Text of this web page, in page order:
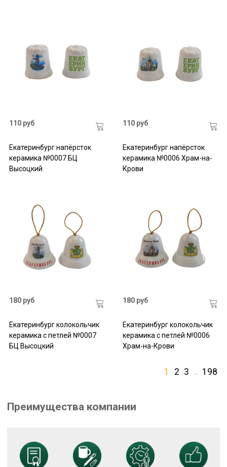
110 руб
Екатеринбург напёрсток
керамика №0007 БЦ
Высоцкий
110 руб
Екатеринбург напёрсток
керамика №0006 Храм-на-
Крови
180 руб
Екатеринбург колокольчик
керамика с петлей №0007
БЦ Высоцкий
180 руб
Екатеринбург колокольчик
керамика с петлей №0006
Храм-на-Крови
1 2 3 198
Преимущества компании